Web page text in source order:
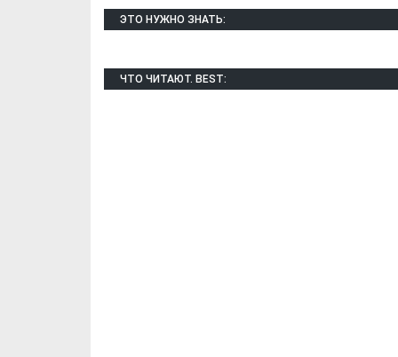
ЭТО НУЖНО ЗНАТЬ:
ЧТО ЧИТАЮТ. BEST:
из романа «1овда»)